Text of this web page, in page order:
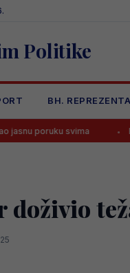
Politike
BH.
Dramatičan
doživio